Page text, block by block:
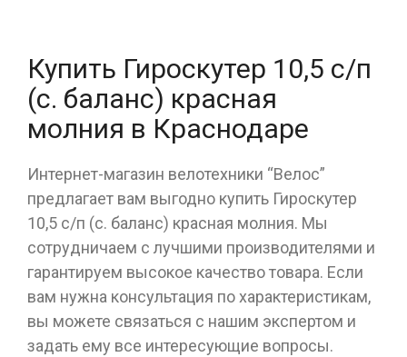
Купить Гироскутер 10,5 с/п
(с. баланс) красная
молния в Краснодаре
Интернет-магазин велотехники “Велос”
предлагает вам выгодно купить Гироскутер
10,5 с/п (с. баланс) красная молния. Мы
сотрудничаем с лучшими производителями и
гарантируем высокое качество товара. Если
вам нужна консультация по характеристикам,
вы можете связаться с нашим экспертом и
задать ему все интересующие вопросы.